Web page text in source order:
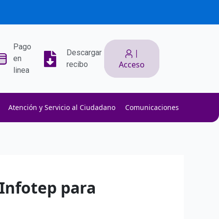
Pago
en
linea
Descargar
recibo
|
Acceso
Atención y Servicio al Ciudadano Comunicaciones
para